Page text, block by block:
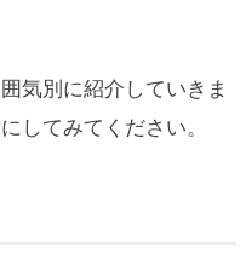
気別に紹介していきま
してみてください。